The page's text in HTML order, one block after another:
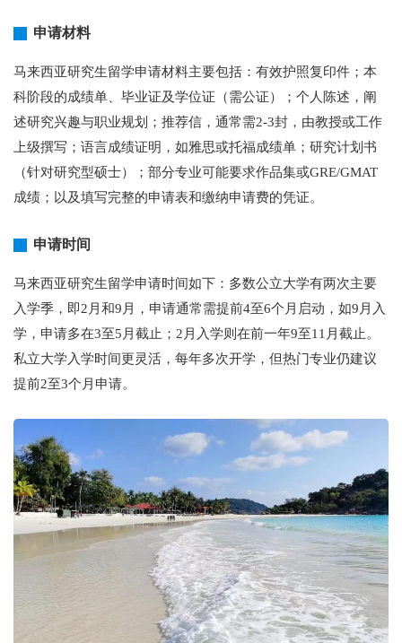
申请材料
马来西亚研究生留学申请材料主要包括：有效护照复印件；本
科阶段的成绩单、毕业证及学位证（需公证）；个人陈述，阐
述研究兴趣与职业规划；推荐信，通常需2-3封，由教授或工作
上级撰写；语言成绩证明，如雅思或托福成绩单；研究计划书
（针对研究型硕士）；部分专业可能要求作品集或GRE/GMAT
成绩；以及填写完整的申请表和缴纳申请费的凭证。
申请时间
马来西亚研究生留学申请时间如下：多数公立大学有两次主要
入学季，即2月和9月，申请通常需提前4至6个月启动，如9月入
学，申请多在3至5月截止；2月入学则在前一年9至11月截止。
私立大学入学时间更灵活，每年多次开学，但热门专业仍建议
提前2至3个月申请。